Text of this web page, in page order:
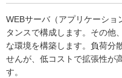
WEBサーバ（アプリケーショ
タンスで構成します。その他
な環境を構築します。負荷分
せんが、低コストで拡張性が
す。